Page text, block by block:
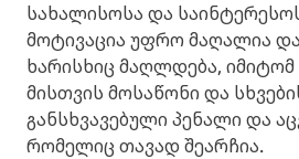
სახალისოსა და
მოტივაცია უფრო მაღალია
ხარისხიც მაღლდება, იმიტომ
მისთვის მოსაწონი და
განსხვავებული პენალი და
რომელიც თავად შეარჩია.